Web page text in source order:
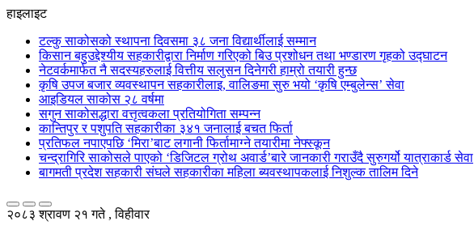
हाइलाइट
टल्कु साकोसको स्थापना दिवसमा ३८ जना विद्यार्थीलाई सम्मान
किसान बहुउद्देश्यीय सहकारीद्वारा निर्माण गरिएको बिउ प्रशोधन तथा भण्डारण गृहको उद्घाटन
नेटवर्कमार्फत नै सदस्यहरुलाई वित्तीय सलुसन दिनेगरी हाम्रो तयारी हुन्छ
कृषि उपज बजार व्यवस्थापन सहकारीलाइ, वालिङमा सुरु भयो ‘कृषि एम्बुलेन्स’ सेवा
आइडियल साकोस २८ वर्षमा
सगुन साकोसद्धारा वत्तृत्वकला प्रतियोगिता सम्पन्न
कान्तिपुर र पशुपति सहकारीका ३४१ जनालाई बचत फिर्ता
प्रतिफल नपाएपछि ‘मिरा’बाट लगानी फिर्तामाग्ने तयारीमा नेफ्स्कून
चन्द्रागिरि साकोसले पाएको ‘डिजिटल ग्रोथ अवार्ड’बारे जानकारी गराउँदै सुरुगर्यो यात्राकार्ड सेवा
बागमती प्रदेश सहकारी संघले सहकारीका महिला ब्यवस्थापकलाई निशुल्क तालिम दिने
२०८३ श्रावण २१ गते , विहीवार